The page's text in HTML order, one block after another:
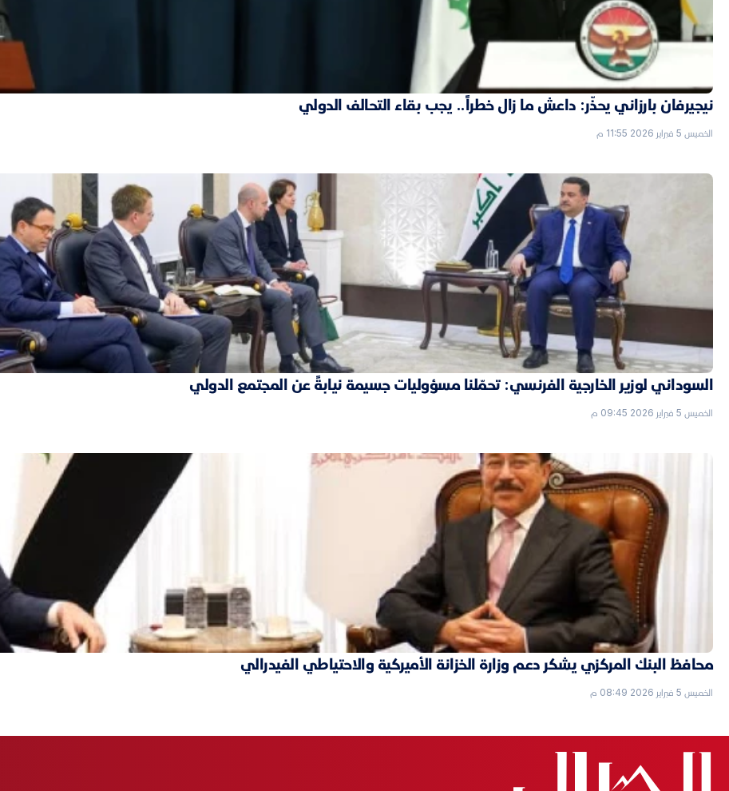
نيجيرفان بارزاني يحذّر: داعش ما زال خطراً.. يجب بقاء التحالف الدولي
الخميس 5 فبراير 2026 11:55 م
السوداني لوزير الخارجية الفرنسي: تحمّلنا مسؤوليات جسيمة نيابةً عن المجتمع الدولي
الخميس 5 فبراير 2026 09:45 م
محافظ البنك المركزي يشكر دعم وزارة الخزانة الأميركية والاحتياطي الفيدرالي
الخميس 5 فبراير 2026 08:49 م